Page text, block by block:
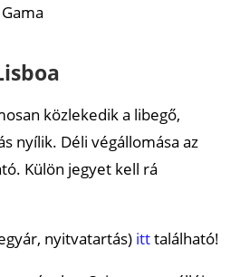
közlekedik a libegő,
nyílik. Déli végállomása az
Külön jegyet kell rá
nyitvatartás) itttalálható!